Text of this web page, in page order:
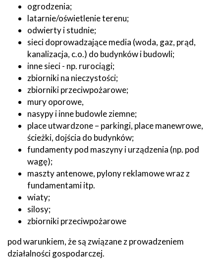
ogrodzenia;
latarnie/oświetlenie terenu;
odwierty i studnie;
sieci doprowadzające media (woda, gaz, prąd,
kanalizacja, c.o.) do budynków i budowli;
inne sieci - np. rurociągi;
zbiorniki na nieczystości;
zbiorniki przeciwpożarowe;
mury oporowe,
nasypy i inne budowle ziemne;
place utwardzone – parkingi, place manewrowe,
ścieżki, dojścia do budynków;
fundamenty pod maszyny i urządzenia (np. pod
wagę);
maszty antenowe, pylony reklamowe wraz z
fundamentami itp.
wiaty;
silosy;
zbiorniki przeciwpożarowe
pod warunkiem, że są związane z prowadzeniem
działalności gospodarczej.